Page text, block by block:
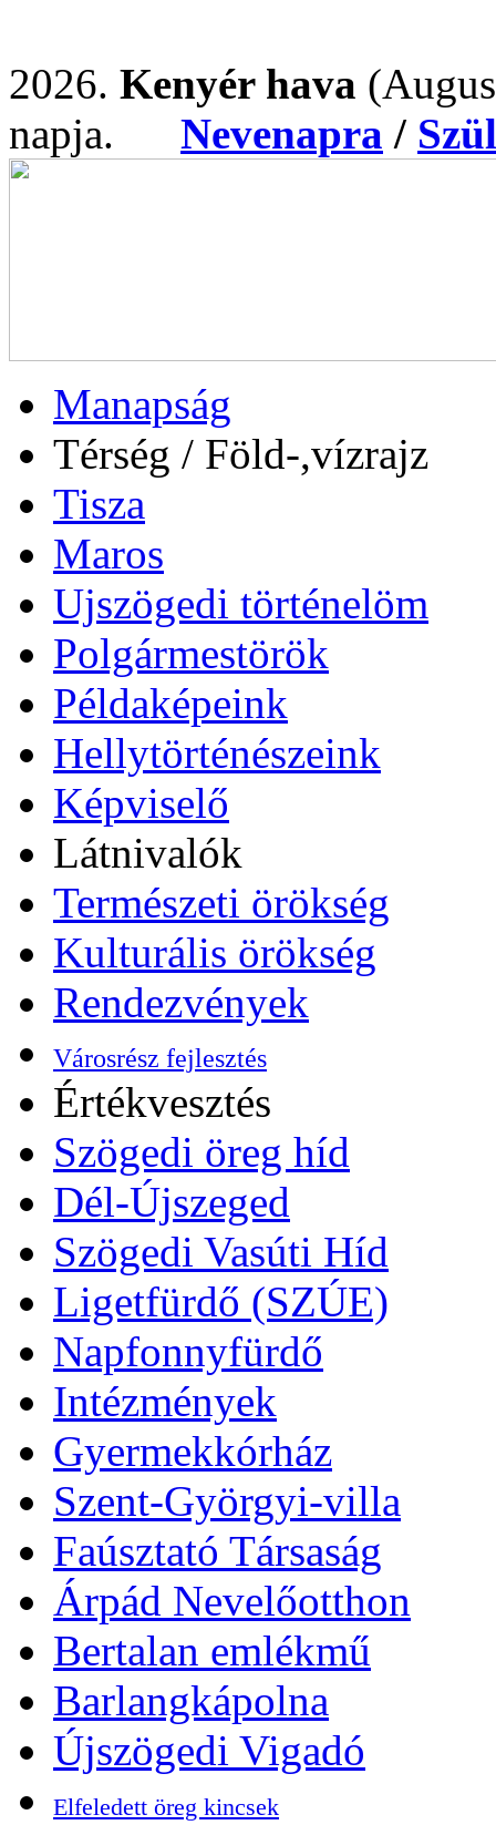
2026. Kenyér hava
napja. Nevenapra /
Manapság
Térség / Föld-,vízrajz
Tisza
Maros
Ujszögedi történelöm
Polgármestörök
Példaképeink
Hellytörténészeink
Képviselő
Látnivalók
Természeti örökség
Kulturális örökség
Rendezvények
Városrész fejlesztés
Értékvesztés
Szögedi öreg híd
Dél-Újszeged
Szögedi Vasúti Híd
Ligetfürdő (SZÚE)
Napfonnyfürdő
Intézmények
Gyermekkórház
Szent-Györgyi-villa
Faúsztató Társaság
Árpád Nevelőotthon
Bertalan emlékmű
Barlangkápolna
Újszögedi Vigadó
Elfeledett öreg kincsek